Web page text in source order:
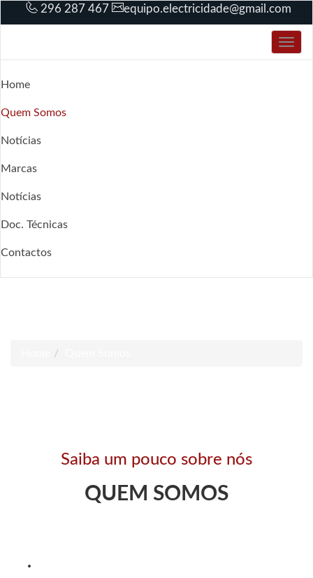
296 287 467 equipo.electricidade@gmail.com
Home
Quem Somos
Notícias
Marcas
Notícias
Doc. Técnicas
Contactos
Saiba um pouco sobre nós
QUEM SOMOS
Saber Mais Ok